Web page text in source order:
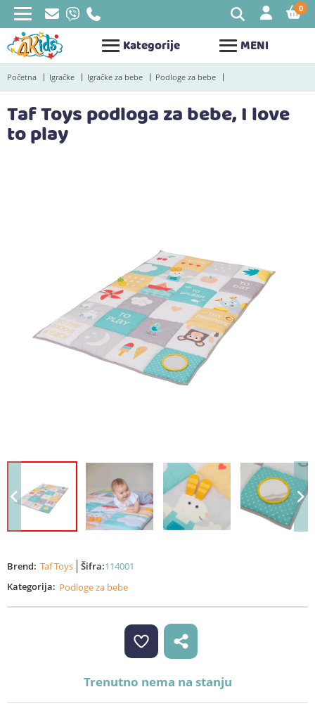
Kategorije MENI
0
Početna Igračke Igračke za bebe Podloge za bebe
Taf Toys podloga za bebe, I love
to play
Brend: Taf Toys Šifra:114001
Kategorija: Podloge za bebe
Trenutno nema na stanju